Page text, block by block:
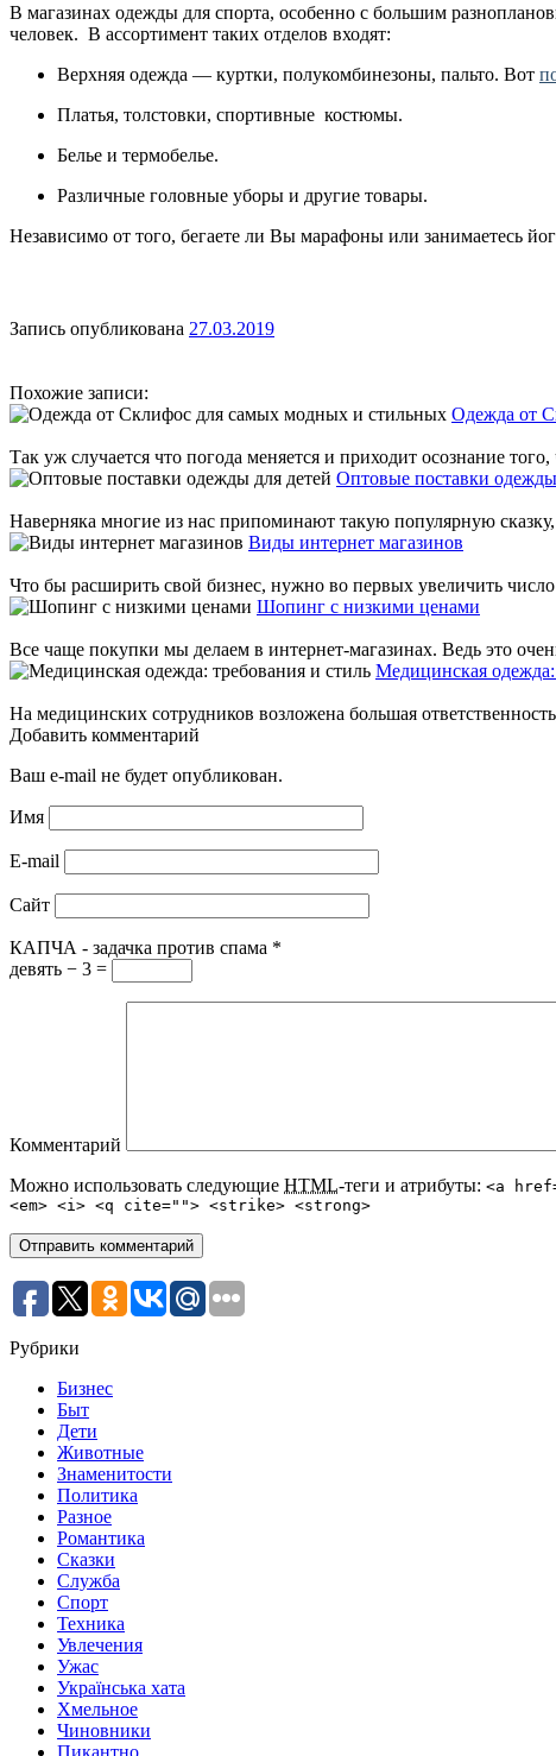
В магазинах одежды для спорта, особенно с большим
человек. В ассортимент таких отделов входят:
Верхняя одежда — куртки, полукомбинезоны, пальто. Вот
Платья, толстовки, спортивные костюмы.
Белье и термобелье.
Различные головные уборы и другие товары.
Независимо от того, бегаете ли Вы марафоны или занимаетесь
Запись опубликована 27.03.2019
Похожие записи:
Одежда от
Так уж случается что погода меняется и приходит осознание
Оптовые поставки одежды
Наверняка многие из нас припоминают такую популярную
Виды интернет магазинов
Что бы расширить свой бизнес, нужно во первых увеличить
Шопинг с низкими ценами
Все чаще покупки мы делаем в интернет-магазинах. Ведь это
Медицинская одежда:
На медицинских сотрудников возложена большая
Добавить комментарий
Ваш e-mail не будет опубликован.
Имя
E-mail
Сайт
КАПЧА - задачка против спама *
девять − 3 =
Комментарий
Можно использовать следующие HTML-теги и атрибуты: <a
<em> <i> <q cite=""> <strike> <strong>
Рубрики
Бизнес
Быт
Дети
Животные
Знаменитости
Политика
Разное
Романтика
Сказки
Служба
Спорт
Техника
Увлечения
Ужас
Українська хата
Хмельное
Чиновники
Пикантно